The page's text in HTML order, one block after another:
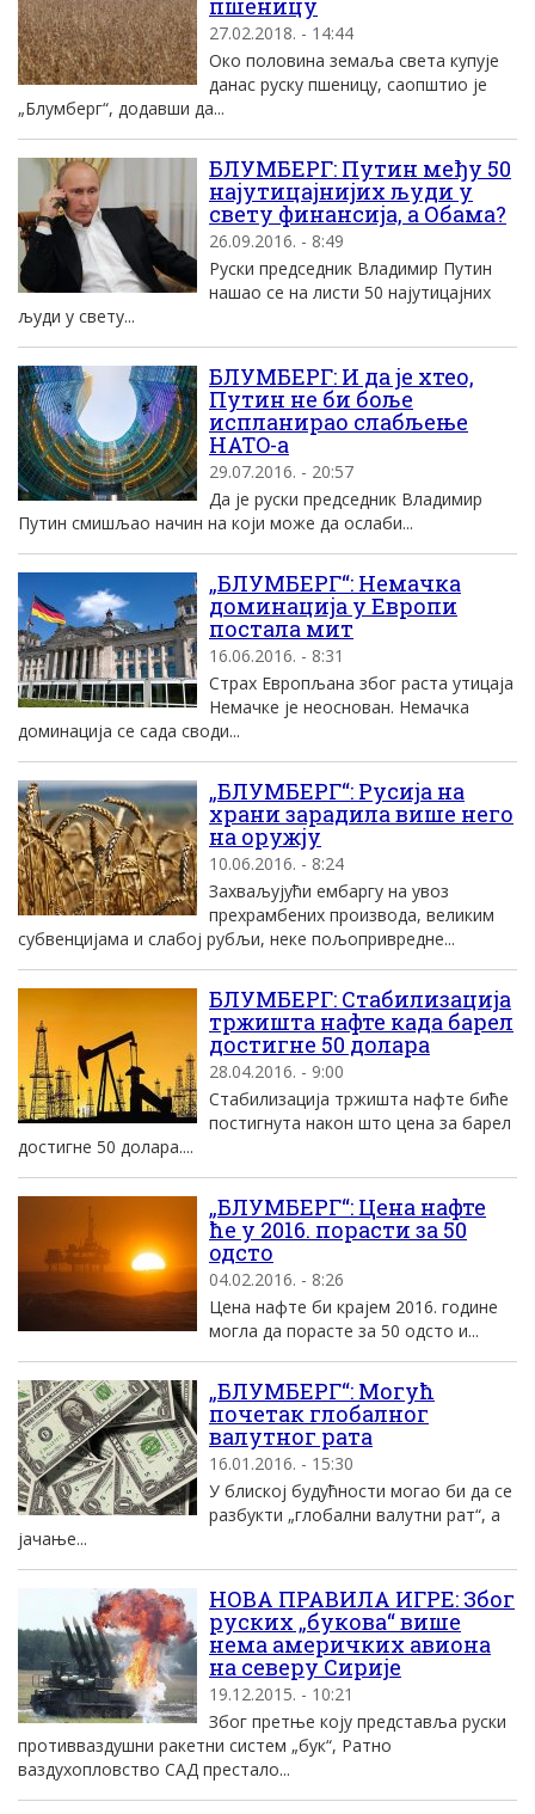
пшеницу
27.02.2018. - 14:44
Око половина земаља света купује
данас руску пшеницу, саопштио је
„Блумберг“, додавши да...
БЛУМБЕРГ: Путин међу 50
најутицајнијих људи у
свету финансија, а Обама?
26.09.2016. - 8:49
Руски председник Владимир Путин
нашао се на листи 50 најутицајних
људи у свету...
БЛУМБЕРГ: И да jе хтео,
Путин не би боље
испланирао слабљење
НATO-а
29.07.2016. - 20:57
Да jе руски председник Владимир
Путин смишљао начин на коjи може да ослаби...
„БЛУМБЕРГ“: Немачка
доминација у Eвропи
постала мит
16.06.2016. - 8:31
Страх Европљана због раста утицаја
Немачке је неоснован. Немачка
доминација се сада своди...
„БЛУМБЕРГ“: Русија на
храни зарадила више него
на оружју
10.06.2016. - 8:24
Захваљујући ембаргу на увоз
прехрамбених производа, великим
субвенцијама и слабој рубљи, неке пољопривредне...
БЛУМБЕРГ: Стабилизација
тржишта нафте када барел
достигне 50 долара
28.04.2016. - 9:00
Стабилизација тржишта нафте биће
постигнута након што цена за барел
достигне 50 долара....
„БЛУМБЕРГ“: Цена нафте
ће у 2016. порасти за 50
одсто
04.02.2016. - 8:26
Цена нафте би крајем 2016. године
могла да порасте за 50 одсто и...
„БЛУМБЕРГ“: Могућ
почетак глобалног
валутног рата
16.01.2016. - 15:30
У блиској будућности могао би да се
разбукти „глобални валутни рат“, а
јачање...
НОВА ПРАВИЛА ИГРЕ: Због
руских „букова“ више
нема америчких авиона
на северу Сирије
19.12.2015. - 10:21
Због претње коју представља руски
противваздушни ракетни систем „бук“, Ратно
ваздухопловство САД престало...